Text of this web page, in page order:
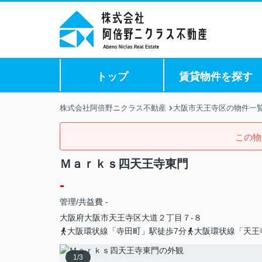
トップ 賃貸物件を探す
株式会社阿倍野ニクラス不動産 大阪市天王寺区の物件一
この
Ｍａｒｋｓ四天王寺東門
-
管理/共益費 -
大阪府大阪市天王寺区大道 ２丁目７-８
大阪環状線「寺田町」駅徒歩7分
大阪環状線「天
1/3